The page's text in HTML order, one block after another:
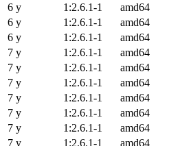
6 y
1:2.6.1-1 amd64
6 y
1:2.6.1-1 amd64
6 y
1:2.6.1-1 amd64
7 y
1:2.6.1-1 amd64
7 y
1:2.6.1-1 amd64
7 y
1:2.6.1-1 amd64
7 y
1:2.6.1-1 amd64
7 y
1:2.6.1-1 amd64
7 y
1:2.6.1-1 amd64
7 y
1:2.6.1-1 amd64